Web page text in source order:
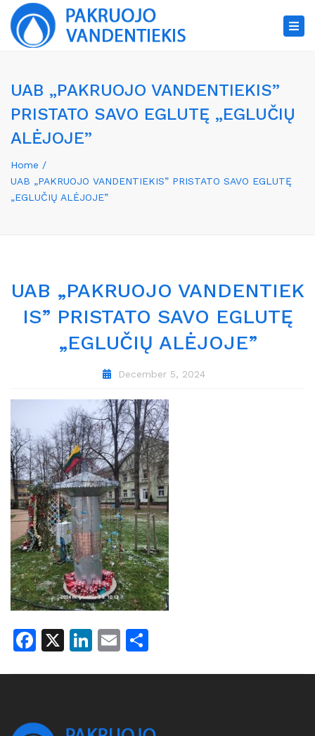
UAB „PAKRUOJO VANDENTIEKIS”
PRISTATO SAVO EGLUTĘ „EGLUČIŲ
ALĖJOJE”
Home
UAB „PAKRUOJO VANDENTIEKIS” PRISTATO SAVO EGLUTĘ
„EGLUČIŲ ALĖJOJE”
UAB „PAKRUOJO VANDENTIEK
IS” PRISTATO SAVO EGLUTĘ
„EGLUČIŲ ALĖJOJE”
December 5, 2024
Facebook
X LinkedIn
Email